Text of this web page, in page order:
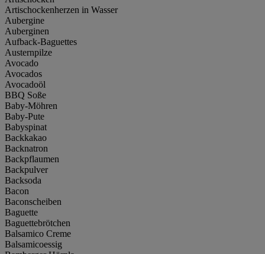
Artischockenherzen in Wasser
Aubergine
Auberginen
Aufback-Baguettes
Austernpilze
Avocado
Avocados
Avocadoöl
BBQ Soße
Baby-Möhren
Baby-Pute
Babyspinat
Backkakao
Backnatron
Backpflaumen
Backpulver
Backsoda
Bacon
Baconscheiben
Baguette
Baguettebrötchen
Balsamico Creme
Balsamicoessig